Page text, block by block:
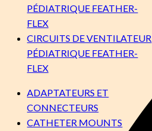
PÉDIATRIQUE FEATHER-
FLEX
CIRCUITS DE VENTILATEUR
PÉDIATRIQUE FEATHER-
FLEX
ADAPTATEURS ET
CONNECTEURS
CATHETER MOUNTS